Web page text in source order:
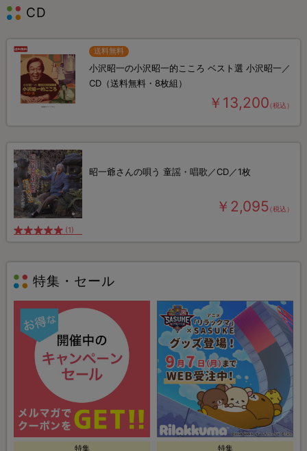
CD
送料無料
小沢昭一の小沢昭一的こころ ベスト選 小沢昭一／
CD（送料無料・8枚組）
￥13,200（税込）
(1)
昭一爺さんの唄う 童謡・唱歌／CD／1枚
￥2,095（税込）
特集・セール
特集 特集